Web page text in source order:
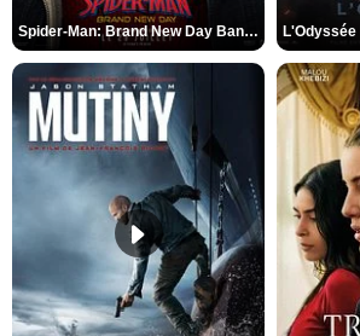
Spider-Man: Brand New Day Bande-annonce VO STFR